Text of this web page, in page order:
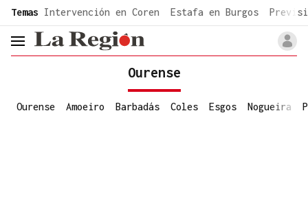
common.go-to-content
Temas Intervención en Coren Estafa en Burgos
header.menu.open
Ourense
Ourense Amoeiro Barbadás Coles Esgos Nogueira